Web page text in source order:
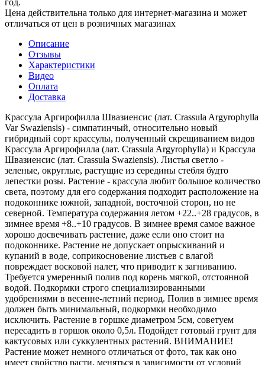
Цена действительна только для интернет-магазина и может
отличаться от цен в розничных магазинах
Описание
Отзывы
Характеристики
Видео
Оплата
Доставка
Крассула Аргирофилла Швазиенсис (лат. Crassula Argyrophylla
Var Swaziensis) - симпатинчый, относительно новый
гибридный сорт крассулы, полученный скрещиванием видов
Крассула Аргирофилла (лат. Crassula Argyrophylla) и Крассула
Швазиенсис (лат. Crassula Swaziensis). Листья светло -
зеленые, округлые, растущие из середины стебля будто
лепестки розы. Растение - крассула любит большое количество
света, поэтому для его содержания подходит расположение на
подоконнике южной, западной, восточной сторон, но не
северной. Температура содержания летом +22..+28 градусов, в
зимнее время +8..+10 градусов. В зимнее время самое важное
хорошо досвечивать растение, даже если оно стоит на
подоконнике. Растение не допускает опрыскиваний и
купаний в воде, соприкосновение листьев с влагой
повреждает восковой налет, что приводит к загниванию.
Требуется умеренный полив под корень мягкой, отстоянной
водой. Подкормки строго специализированными
удобрениями в весенне-летний период. Полив в зимнее время
должен быть минимальный, подкормки необходимо
исключить. Растение в горшке диаметром 5см, советуем
пересадить в горшок около 0,5л. Подойдет готовый грунт для
кактусовых или суккулентных растений. ВНИМАНИЕ!
Растение может немного отличаться от фото, так как оно
имеет свойство расти, меняться в зависимости от условий